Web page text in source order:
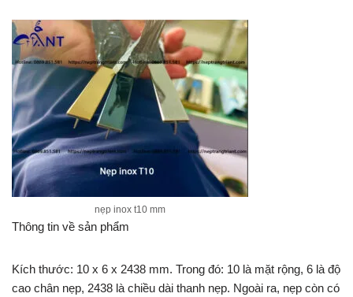
nẹp inox t10 mm
Thông tin về sản phẩm
Kích thước: 10 x 6 x 2438 mm. Trong đó: 10 là mặt rộng, 6 là độ
cao chân nẹp, 2438 là chiều dài thanh nẹp. Ngoài ra, nẹp còn có